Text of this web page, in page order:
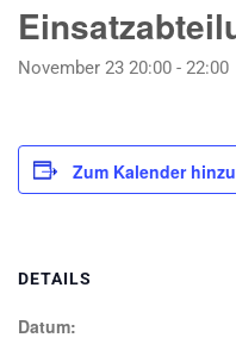
November 23 20:00 - 22:00
Zum Kalender
DETAILS
Datum: